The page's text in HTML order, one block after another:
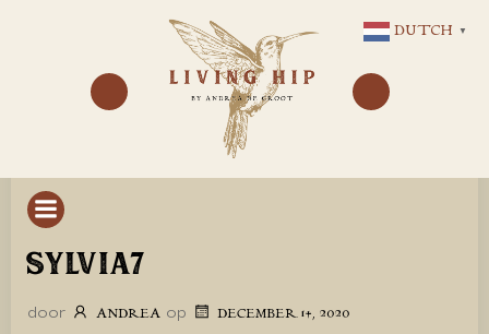
NAAR
DE
INHOUD
SYLVIA7
door ANDREA op DECEMBER 14, 2020
DUTCH ▼